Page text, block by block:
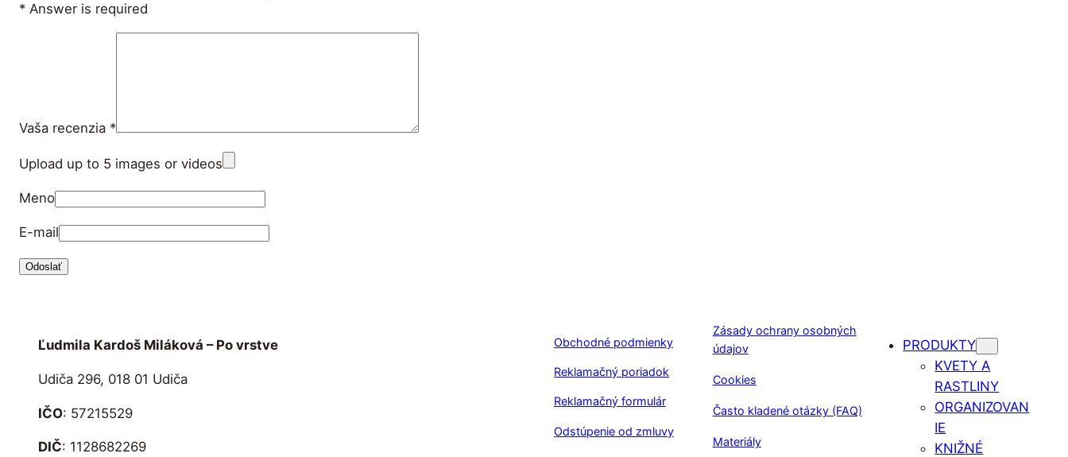
* Answer is required
Vaša recenzia *
Upload up to 5 images or videos
Meno
E-mail
Ľudmila Kardoš Miláková – Po vrstve
Udiča 296, 018 01 Udiča
IČO: 57215529
DIČ: 1128682269
Obchodné podmienky
Reklamačný poriadok
Reklamačný formulár
Odstúpenie od zmluvy
Zásady ochrany osobných
údajov
Cookies
Často kladené otázky (FAQ)
Materiály
PRODUKTY
KVETY A
RASTLINY
ORGANIZOVAN
IE
KNIŽNÉ